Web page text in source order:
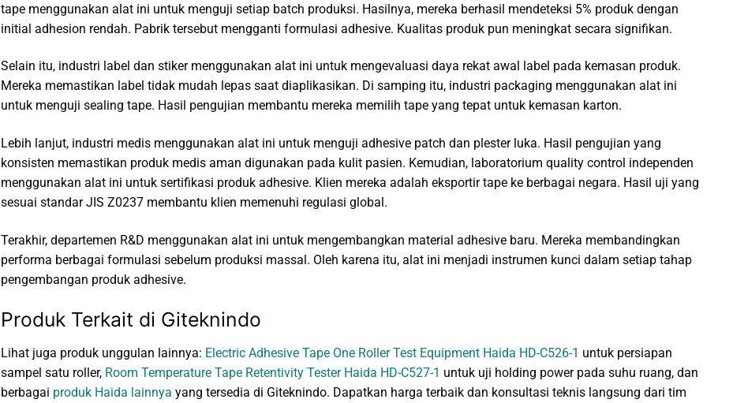
tape menggunakan alat ini untuk menguji setiap batch produksi. Hasilnya, mereka berhasil mendeteksi 5% produk dengan
initial adhesion rendah. Pabrik tersebut mengganti formulasi adhesive. Kualitas produk pun meningkat secara signifikan.
Selain itu, industri label dan stiker menggunakan alat ini untuk mengevaluasi daya rekat awal label pada kemasan produk.
Mereka memastikan label tidak mudah lepas saat diaplikasikan. Di samping itu, industri packaging menggunakan alat ini
untuk menguji sealing tape. Hasil pengujian membantu mereka memilih tape yang tepat untuk kemasan karton.
Lebih lanjut, industri medis menggunakan alat ini untuk menguji adhesive patch dan plester luka. Hasil pengujian yang
konsisten memastikan produk medis aman digunakan pada kulit pasien. Kemudian, laboratorium quality control independen
menggunakan alat ini untuk sertifikasi produk adhesive. Klien mereka adalah eksportir tape ke berbagai negara. Hasil uji yang
sesuai standar JIS Z0237 membantu klien memenuhi regulasi global.
Terakhir, departemen R&D menggunakan alat ini untuk mengembangkan material adhesive baru. Mereka membandingkan
performa berbagai formulasi sebelum produksi massal. Oleh karena itu, alat ini menjadi instrumen kunci dalam setiap tahap
pengembangan produk adhesive.
Produk Terkait di Giteknindo
Lihat juga produk unggulan lainnya: Electric Adhesive Tape One Roller Test Equipment Haida HD-C526-1 untuk persiapan
sampel satu roller, Room Temperature Tape Retentivity Tester Haida HD-C527-1 untuk uji holding power pada suhu ruang, dan
berbagai produk Haida lainnya yang tersedia di Giteknindo. Dapatkan harga terbaik dan konsultasi teknis langsung dari tim